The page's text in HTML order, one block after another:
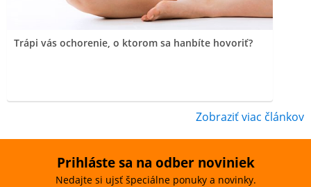
Trápi vás ochorenie, o ktorom sa hanbíte hovoriť?
Zobraziť viac článkov
Prihláste sa na odber noviniek
Nedajte si ujsť špeciálne ponuky a novinky.